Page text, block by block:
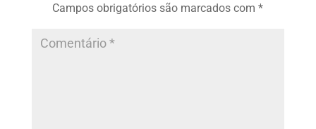
Campos obrigatórios são marcados com*